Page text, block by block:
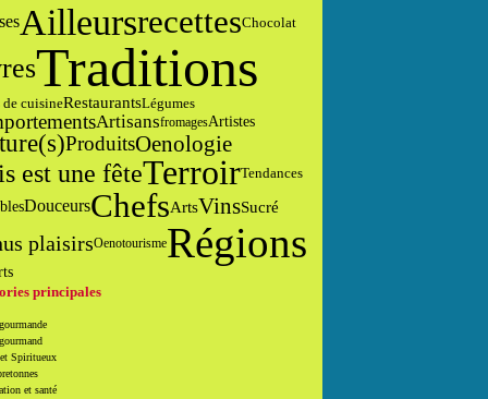
AilleursrecettesChocolat
Traditions
cuisineRestaurantsLégumes
ArtisansfromagesArtistes
ProduitsOenologie
est une fêteTerroirTendances
DouceursChefsArtsVinsSucré
plaisirsOenotourismeRégions
principales
Spiritueux
et santé